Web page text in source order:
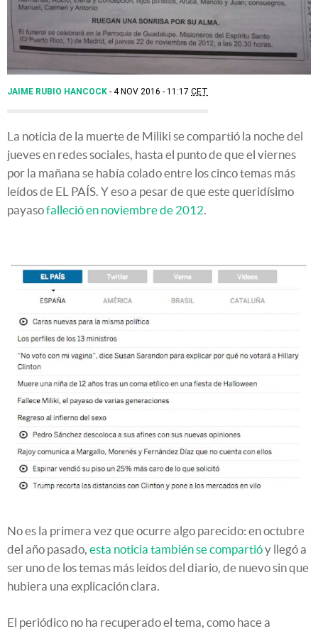
JAIME RUBIO HANCOCK 4 NOV 2016 - 11:17 CET
La noticia de la muerte de Miliki se compartió la noche del
jueves en redes sociales, hasta el punto de que el viernes
por la mañana se había colado entre los cinco temas más
leídos de EL PAÍS. Y eso a pesar de que este queridísimo
payasofalleció en noviembre de 2012.
No es la primera vez que ocurre algo parecido: en octubre
del año pasado, esta noticia también se compartióy llegó a
ser uno de los temas más leídos del diario, de nuevo sin que
hubiera una explicación clara.
El periódico no ha recuperado el tema, como hace a